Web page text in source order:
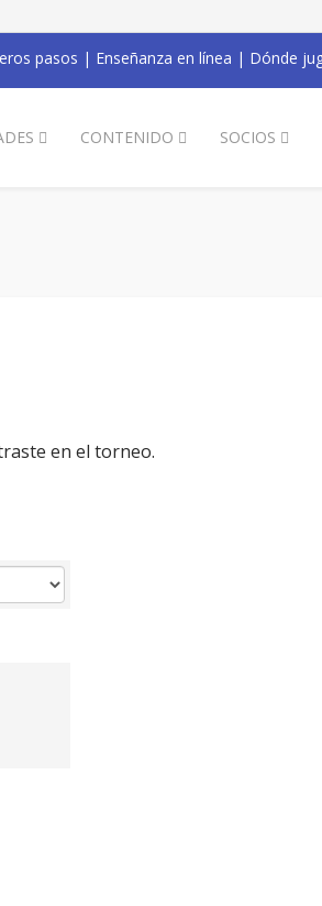
pasos | Enseñanza en línea | Dónde
CONTENIDO SOCIOS
en el torneo.